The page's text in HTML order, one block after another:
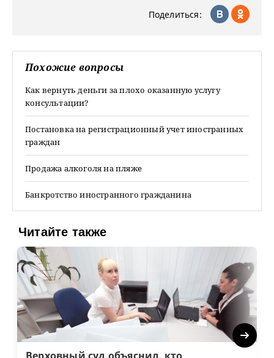
Поделиться:
Похожие вопросы
Как вернуть деньги за плохо оказанную услугу
консультации?
Постановка на регистрационный учет иностранных
граждан
Продажа алкоголя на пляже
Банкротство иностранного гражданина
Читайте также
Next